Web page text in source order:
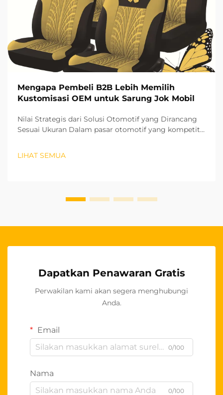
Mengapa Pembeli B2B Lebih Memilih
Kustomisasi OEM untuk Sarung Jok Mobil
Nilai Strategis dari Solusi Otomotif yang Dirancang
Sesuai Ukuran Dalam pasar otomotif yang kompetitif
keunggulan strategis. Perubahan ini mencerminkan
LIHAT SEMUA
Dapatkan Penawaran Gratis
Perwakilan kami akan segera menghubungi
Anda.
Email
0/100
Nama
0/100